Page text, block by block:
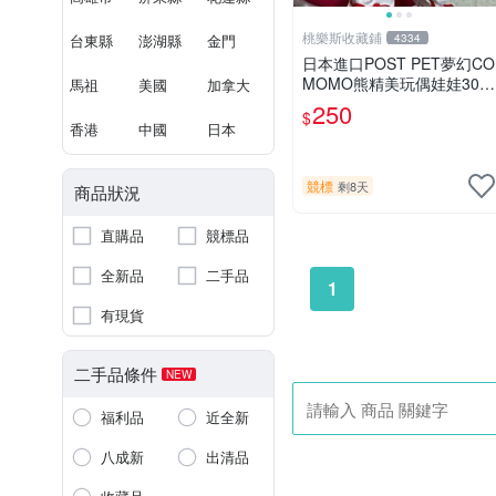
台東縣 澎湖縣 金門
馬祖 美國 加拿大
香港 中國 日本
商品狀況
直購品
競標品
全新品
二手品
有現貨
二手品條件 NEW
福利品
近全新
八成新
出清品
桃樂斯收藏鋪 4334
日本進口POST PET夢幻CO
MOMO熊精美玩偶娃娃30c
m
$250
競標 剩8天
1